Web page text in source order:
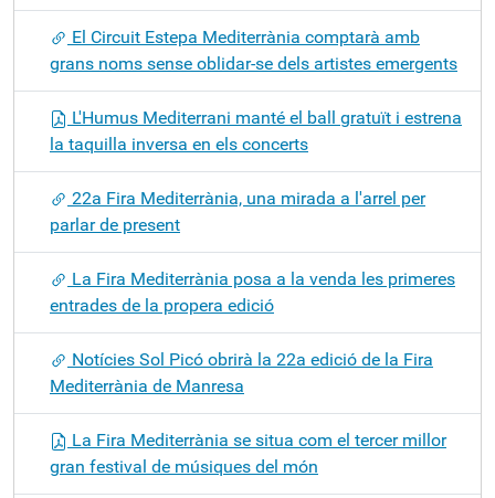
El Circuit Estepa Mediterrània comptarà amb
grans noms sense oblidar-se dels artistes emergents
L'Humus Mediterrani manté el ball gratuït i estrena
la taquilla inversa en els concerts
22a Fira Mediterrània, una mirada a l'arrel per
parlar de present
La Fira Mediterrània posa a la venda les primeres
entrades de la propera edició
Notícies Sol Picó obrirà la 22a edició de la Fira
Mediterrània de Manresa
La Fira Mediterrània se situa com el tercer millor
gran festival de músiques del món